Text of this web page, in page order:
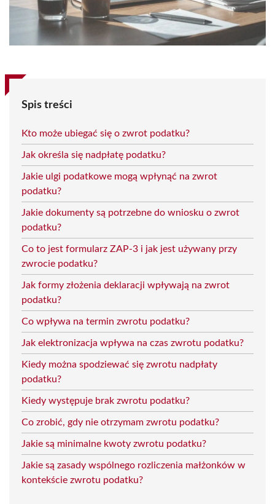
Spis treści
Kto może ubiegać się o zwrot podatku?
Jak określa się nadpłatę podatku?
Jakie ulgi podatkowe mogą wpłynąć na zwrot
podatku?
Jakie dokumenty są potrzebne do wniosku o zwrot
podatku?
Co to jest formularz ZAP-3 i jak jest używany przy
zwrocie podatku?
Jak formy złożenia deklaracji wpływają na zwrot
podatku?
Co wpływa na termin zwrotu podatku?
Jak elektronizacja wpływa na czas zwrotu podatku?
Kiedy można spodziewać się zwrotu nadpłaty
podatku?
Kiedy występuje brak zwrotu podatku?
Co zrobić, gdy nie otrzymam zwrotu podatku?
Jakie są minimalne kwoty zwrotu podatku?
Jakie są zasady wspólnego rozliczenia małżonków w
kontekście zwrotu podatku?